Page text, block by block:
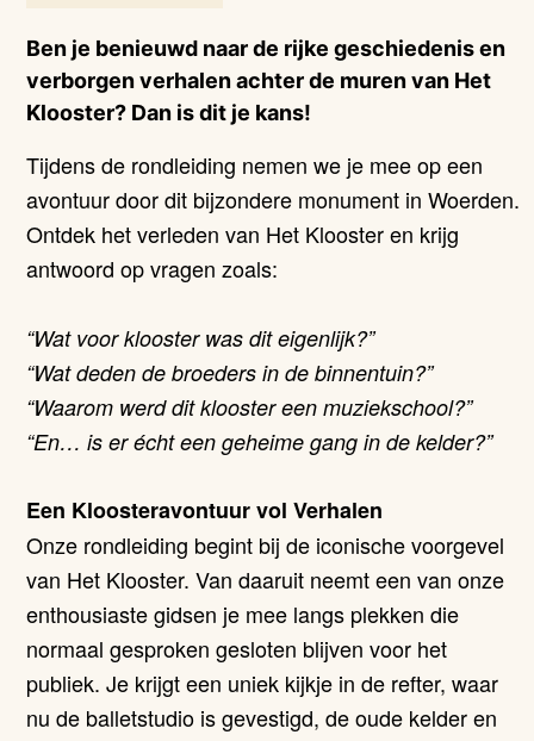
Ben je benieuwd naar de rijke geschiedenis en
verborgen verhalen achter de muren van Het
Klooster? Dan is dit je kans!
Tijdens de rondleiding nemen we je mee op een
avontuur door dit bijzondere monument in Woerden.
Ontdek het verleden van Het Klooster en krijg
antwoord op vragen zoals:
“Wat voor klooster was dit eigenlijk?”
“Wat deden de broeders in de binnentuin?”
“Waarom werd dit klooster een muziekschool?”
“En… is er écht een geheime gang in de kelder?”
Een Kloosteravontuur vol Verhalen
Onze rondleiding begint bij de iconische voorgevel
van Het Klooster. Van daaruit neemt een van onze
enthousiaste gidsen je mee langs plekken die
normaal gesproken gesloten blijven voor het
publiek. Je krijgt een uniek kijkje in de refter, waar
nu de balletstudio is gevestigd, de oude kelder en